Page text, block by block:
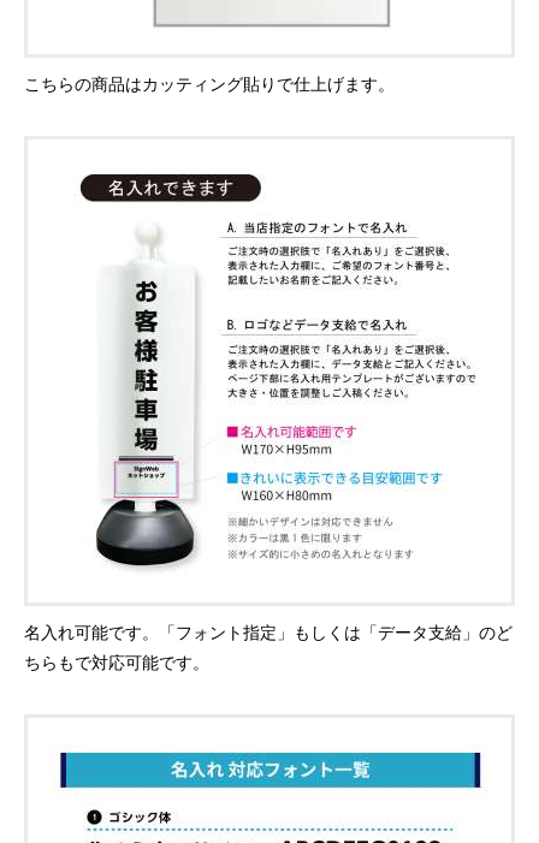
こちらの商品はカッティング貼りで仕上げます。
名入れ可能です。「フォント指定」もしくは「データ支給」のど
ちらもで対応可能です。